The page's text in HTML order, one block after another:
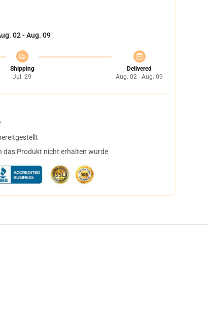
02 - Aug. 09
Shipping
Jul. 29
Delivered
Aug. 02 - Aug. 09
das Produkt nicht erhalten wurde